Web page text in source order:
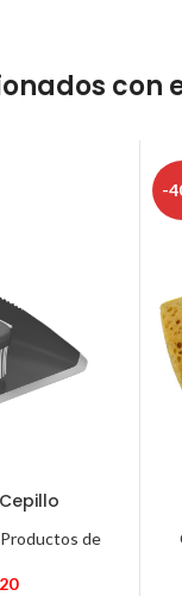
con
Productos de
-